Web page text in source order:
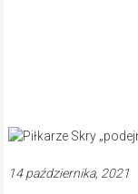
14 października, 2021